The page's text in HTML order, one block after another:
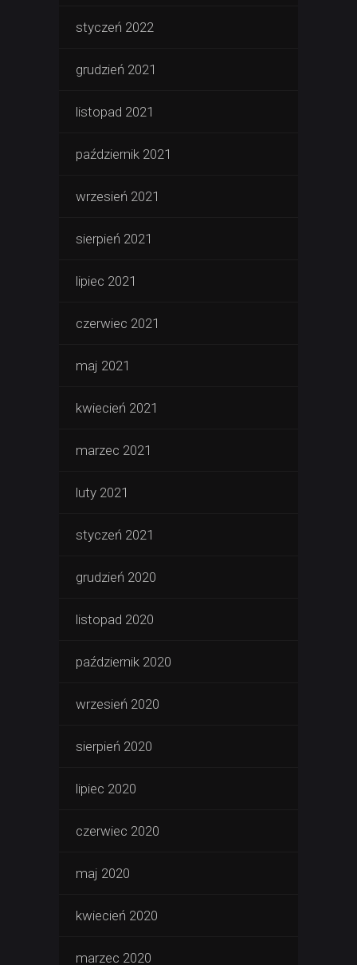
styczeń 2022
grudzień 2021
listopad 2021
październik 2021
wrzesień 2021
sierpień 2021
lipiec 2021
czerwiec 2021
maj 2021
kwiecień 2021
marzec 2021
luty 2021
styczeń 2021
grudzień 2020
listopad 2020
październik 2020
wrzesień 2020
sierpień 2020
lipiec 2020
czerwiec 2020
maj 2020
kwiecień 2020
marzec 2020